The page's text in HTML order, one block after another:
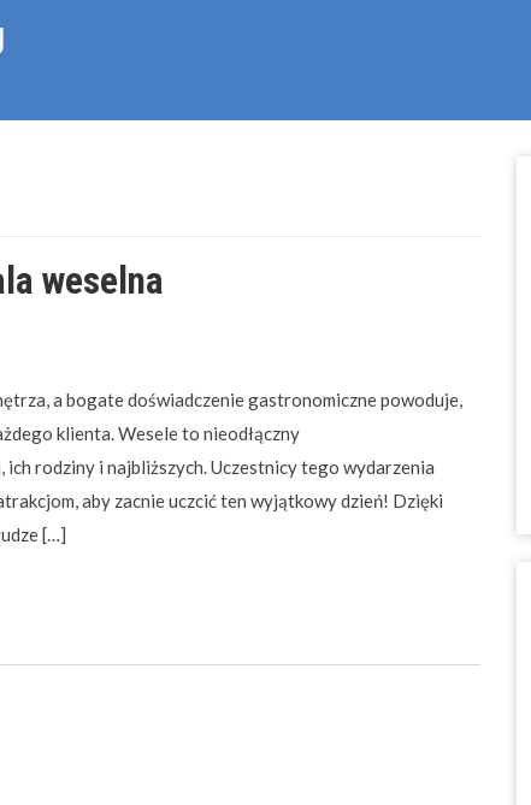
weselna
a bogate doświadczenie gastronomiczne powoduje,
klienta. Wesele to nieodłączny
rodziny i najbliższych. Uczestnicy tego wydarzenia
aby zacnie uczcić ten wyjątkowy dzień! Dzięki
[…]